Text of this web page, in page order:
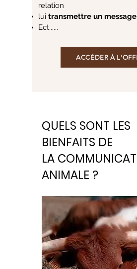
relation
lui transmettre un message
Ect......
ACCÉDER À
QUELS SONT LES
BIENFAITS DE
LA
ANIMALE ?